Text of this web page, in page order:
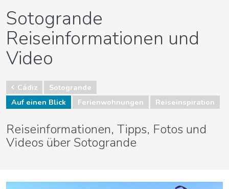
Sotogrande
Reiseinformationen und
Video
Cádiz
Sotogrande
Auf einen Blick
Ferienwohnungen Reiseinspiration
Reiseinformationen, Tipps, Fotos und
Videos über Sotogrande